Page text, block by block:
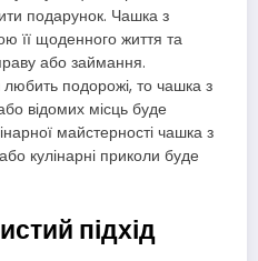
подарунок. Чашка з
її щоденного життя та
або займання.
подорожі, то чашка з
відомих місць буде
майстерності чашка з
кулінарні приколи буде
підхід